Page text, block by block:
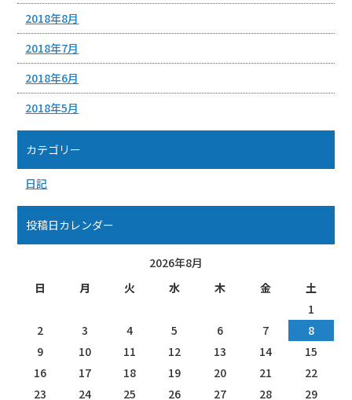
2018年8月
2018年7月
2018年6月
2018年5月
カテゴリー
日記
投稿日カレンダー
2026年8月
日
月 火 水 木 金
土
1
2
3 4 5 6 7
8
9
10 11 12 13 14
15
16
17 18 19 20 21
22
23
24 25 26 27 28 29